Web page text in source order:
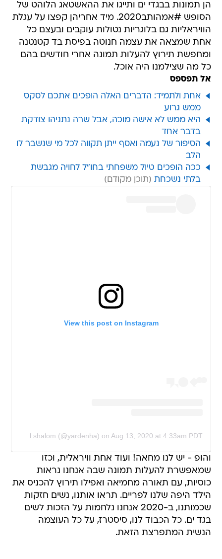
הן תמונות בבגדי ים ותייגו את ההאשטאג הלוהט של
הסופש #אמהותב2020. מיד אחריהן קפצו על עגלת
הוויראליות גם בלוגריות נטולות עוקבים ובעצם כל
אחת שמצאה את עצמה חנוטה בפיסת בד קטנטנה
ומחפשת תירוץ להעלות תמונה אחרי חודשים בהם
כל מה שצילמנו היה אוכל.
אל תפספס
אחת ולתמיד: הדברים האלה הופכים אתכם לסקס
ממש גרוע
היא ממש לא אישה מוכה, אבל שרה נתניהו צודקת
בדבר אחד
הסיפור של נעמה ואסף ייתן תקווה לכל מי שנשבר לו
הלב
ככה הופכים טיול משפחתי בחו"ל לחויה מגבשת
בלתי נשכחת
View this post on Instagram
A post shared by Yarden Harel shalom (@yardenha) on Aug 13, 2020 at 4:33am PDT
והופ - יש לנו מחאה! ועוד אחת וויראלית, וכזו
שמאפשרת להעלות תמונה שבה אנחנו נראות
כוסיות, עם תאורה מחמיאה ואפילו תירוץ להכניס את
הילד היפה שלנו לפריים. תראו אותנו, נשים חזקות
שכמותנו, ב-2020 אנחנו נלחמות על הזכות לשים
בגד ים. כל הכבוד לנו, סיסטרז, על כל העוצמה
הנשית המתפרצת הזאת.